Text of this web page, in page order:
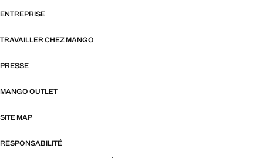
ENTREPRISE
TRAVAILLER CHEZ MANGO
PRESSE
MANGO OUTLET
SITE MAP
RESPONSABILITÉ